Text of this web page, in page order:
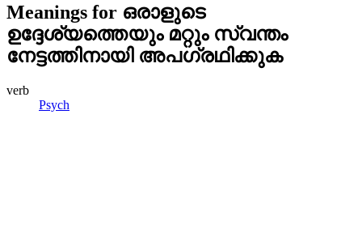
Meanings for ഒരാളുടെ
ഉദ്ദേശ്യത്തെയും മറ്റും സ്വന്തം
നേട്ടത്തിനായി അപഗ്രഥിക്കുക
verb
Psych